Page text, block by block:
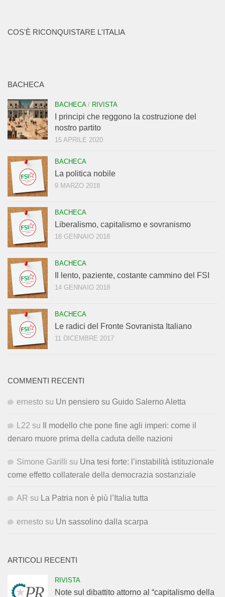
COS'È RICONQUISTARE L'ITALIA
BACHECA
BACHECA/ RIVISTA
I principi che reggono la costruzione del
nostro partito
15 APRILE 2020
BACHECA
La politica nobile
9 MARZO 2018
BACHECA
Liberalismo, capitalismo e sovranismo
18 GENNAIO 2018
BACHECA
Il lento, paziente, costante cammino del FSI
14 GENNAIO 2018
BACHECA
Le radici del Fronte Sovranista Italiano
11 DICEMBRE 2017
COMMENTI RECENTI
ernesto su Un pensiero su Guido Salerno Aletta
L22 su
Il modello che pone fine agli imperi: come il
denaro muore prima della caduta delle nazioni
Simone Garilli su Una tesi forte: l’instabilità istituzionale
come effetto collaterale della democrazia sostanziale
AR su La Patria non è più l’Italia tutta
ernesto su Un sassolino dalla scarpa
ARTICOLI RECENTI
RIVISTA
Note sul dibattito attorno al “capitalismo della